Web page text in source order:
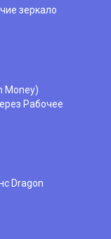
зеркало
Money)
Рабочее
Dragon